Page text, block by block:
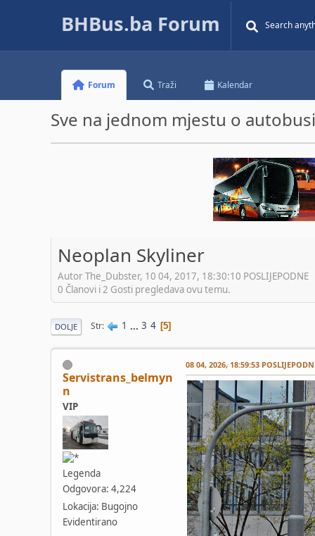
BHBus.ba Forum
Forum Traži Kalendar
Sve na jednom mjestu o
Neoplan Skyliner
Autor The_Dubster, 10 04, 2017, 18:30:10 POSLIJEPODNE
0 Članovi i 2 Gosti pregledava ovu temu.
DOLJE Str 1 ... 3 4 5
Servistrans_belmyn
n
VIP
Legenda
Odgovora: 4,224
Lokacija: Bugojno
Evidentirano
08 04, 2026, 18:59:53